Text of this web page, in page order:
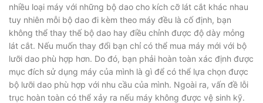
nhiều loại máy với những bộ dao cho kích cỡ lát cắt khác nhau
tuy nhiên mỗi bộ dao đi kèm theo máy đều là cố định, bạn
không thể thay thế bộ dao hay điều chỉnh được độ dày mỏng
lát cắt. Nếu muốn thay đổi bạn chỉ có thể mua máy mới với bộ
lưỡi dao phù hợp hơn. Do đó, bạn phải hoàn toàn xác định được
mục đích sử dụng máy của mình là gì để có thể lựa chọn được
bộ lưỡi dao phù hợp với nhu cầu của mình. Ngoài ra, vấn đề lỗi
trục hoàn toàn có thể xảy ra nếu máy không được vệ sinh kỹ.